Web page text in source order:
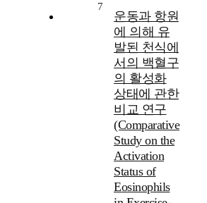
7
운동과 항원
에 의해 유
발된 천식에
서의 백혈구
의 활성화
상태에 관한
비교 연구
(Comparative
Study on the
Activation
Status of
Eosinophils